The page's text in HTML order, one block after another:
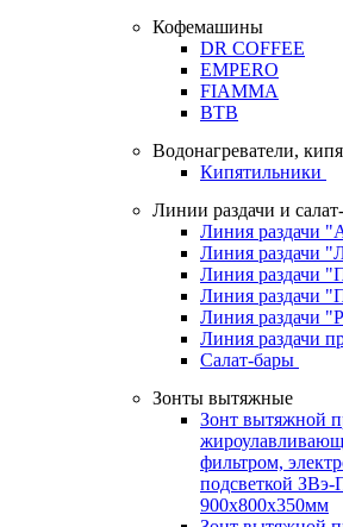
Кофемашины
DR COFFEE
EMPERO
FIAMMA
BTB
Водонагреватели,
Кипятильники
Линии раздачи и
Линия раздачи
Линия
Линия
Линия раздачи
Линия раздачи
Линия раздачи
Салат-бары
Зонты вытяжные
Зонт вытяжной
фильтром,
подсветкой ЗВэ-
900х800х350мм